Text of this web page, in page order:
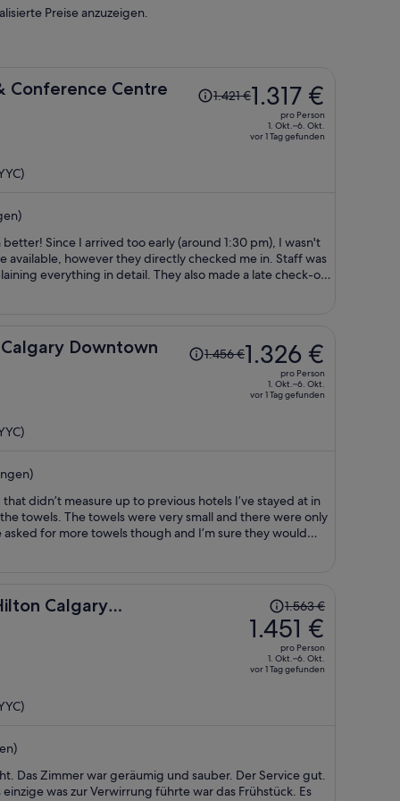
Preise anzuzeigen.
Conference Centre
Der
Preis
pro
Person
1.421 €1.317 €
pro Person
1. Okt.–6. Okt.
vor 1 Tag gefunden
Since I arrived too early (around 1:30 pm), I wasn't
available, however they directly checked me in. Staff was
everything in detail. They also made a late check-out
missing some things like yoghurt or cheese for example. It
Downtown
Der
Preis
pro
Person
1.456 €1.326 €
pro Person
1. Okt.–6. Okt.
vor 1 Tag gefunden
didn’t measure up to previous hotels I’ve stayed at in
towels. The towels were very small and there were only
for more towels though and I’m sure they would
to it.
Calgary
Person
1.563 €
1.451 €
pro Person
1. Okt.–6. Okt.
vor 1 Tag gefunden
Das Zimmer war geräumig und sauber. Der Service gut.
was zur Verwirrung führte war das Frühstück. Es